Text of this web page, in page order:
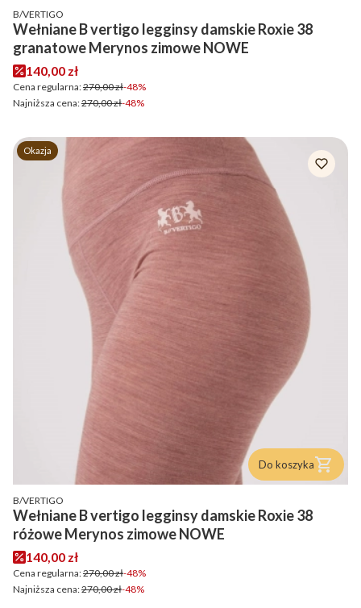
PRODUCENT
B/VERTIGO
Wełniane B vertigo legginsy damskie Roxie 38
granatowe Merynos zimowe NOWE
Cena promocyjna
140,00 zł
Cena regularna:270,00 zł-48%
Najniższa cena:270,00 zł-48%
Okazja
Do koszyka
PRODUCENT
B/VERTIGO
Wełniane B vertigo legginsy damskie Roxie 38
różowe Merynos zimowe NOWE
Cena promocyjna
140,00 zł
Cena regularna:270,00 zł-48%
Najniższa cena:270,00 zł-48%